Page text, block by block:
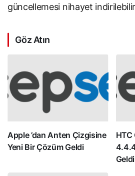
güncellemesi nihayet
Göz Atın
Apple ’dan Anten Çizgisine
Yeni Bir Çözüm Geldi
Geldi